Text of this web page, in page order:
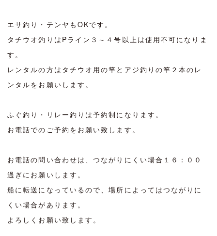
エサ釣り・テンヤもOKです。
タチウオ釣りはPライン３～４号以上は使用不可になりま
す。
レンタルの方はタチウオ用の竿とアジ釣りの竿２本のレ
ンタルをお願いします。
ふぐ釣り・リレー釣りは予約制になります。
お電話でのご予約をお願い致します。
お電話の問い合わせは、つながりにくい場合１６：００
過ぎにお願いします。
船に転送になっているので、場所によってはつながりに
くい場合があります。
よろしくお願い致します。